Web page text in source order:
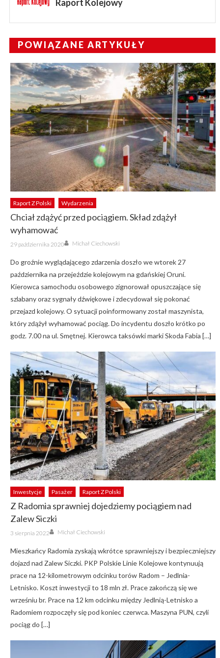
Raport Kolejowy
POWIĄZANE ARTYKUŁY
Raport Z Polski Wydarzenia
Chciał zdążyć przed pociągiem. Skład zdążył
wyhamować
Posted
on
29 października 2020 Author
Michał Ciechowski
Do groźnie wyglądającego zdarzenia doszło we wtorek 27
października na przejeździe kolejowym na gdańskiej Oruni.
Kierowca samochodu osobowego zignorował opuszczające się
szlabany oraz sygnały dźwiękowe i zdecydował się pokonać
przejazd kolejowy. O sytuacji poinformowany został maszynista,
który zdążył wyhamować pociąg. Do incydentu doszło krótko po
godz. 7.00 na ul. Smętnej. Kierowca taksówki marki Skoda Fabia […]
Inwestycje Pasażer Raport Z Polski
Z Radomia sprawniej dojedziemy pociągiem nad
Zalew Siczki
Posted
on
3 sierpnia 2022 Author
Michał Ciechowski
Mieszkańcy Radomia zyskają wkrótce sprawniejszy i bezpieczniejszy
dojazd nad Zalew Siczki. PKP Polskie Linie Kolejowe kontynuują
prace na 12-kilometrowym odcinku torów Radom – Jedlnia-
Letnisko. Koszt inwestycji to 18 mln zł. Prace zakończą się we
wrześniu br. Prace na 12 km odcinku między Jedlnią-Letnisko a
Radomiem rozpoczęły się pod koniec czerwca. Maszyna PUN, czyli
pociąg do […]